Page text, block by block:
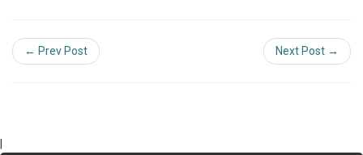
← Prev Post Next Post →